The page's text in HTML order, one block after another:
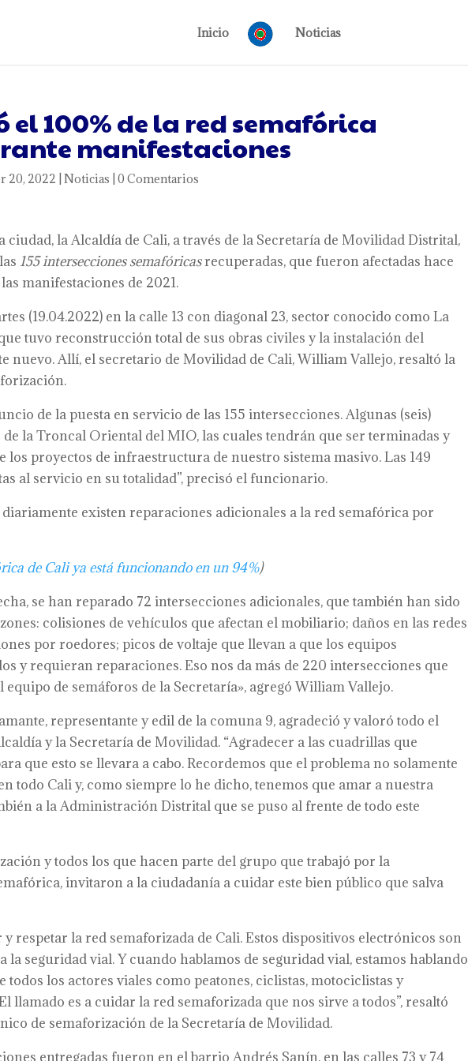
Inicio Noticias
el 100% de la red semafórica
manifestaciones
20, 2022 |Noticias |0 Comentarios
la Alcaldía de Cali, a través de la Secretaría de Movilidad Distrital,
155 intersecciones semafóricasrecuperadas, que fueron afectadas hace
manifestaciones de 2021.
(19.04.2022) en la calle 13 con diagonal 23, sector conocido como La
tuvo reconstrucción total de sus obras civiles y la instalación del
nuevo. Allí, el secretario de Movilidad de Cali, William Vallejo, resaltó la
de la puesta en servicio de las 155 intersecciones. Algunas (seis)
la Troncal Oriental del MIO, las cuales tendrán que ser terminadas y
los proyectos de infraestructura de nuestro sistema masivo. Las 149
al servicio en su totalidad”, precisó el funcionario.
existen reparaciones adicionales a la red semafórica por
de Cali ya está funcionando en un 94%)
se han reparado 72 intersecciones adicionales, que también han sido
colisiones de vehículos que afectan el mobiliario; daños en las redes
por roedores; picos de voltaje que llevan a que los equipos
y requieran reparaciones. Eso nos da más de 220 intersecciones que
de semáforos de la Secretaría», agregó William Vallejo.
representante y edil de la comuna 9, agradeció y valoró todo el
y la Secretaría de Movilidad. “Agradecer a las cuadrillas que
que esto se llevara a cabo. Recordemos que el problema no solamente
todo Cali y, como siempre lo he dicho, tenemos que amar a nuestra
a la Administración Distrital que se puso al frente de todo este
y todos los que hacen parte del grupo que trabajó por la
invitaron a la ciudadanía a cuidar este bien público que salva
respetar la red semaforizada de Cali. Estos dispositivos electrónicos son
la seguridad vial. Y cuando hablamos de seguridad vial, estamos hablando
todos los actores viales como peatones, ciclistas, motociclistas y
llamado es a cuidar la red semaforizada que nos sirve a todos”, resaltó
de semaforización de la Secretaría de Movilidad.
entregadas fueron en el barrio Andrés Sanín, en las calles 73 y 74